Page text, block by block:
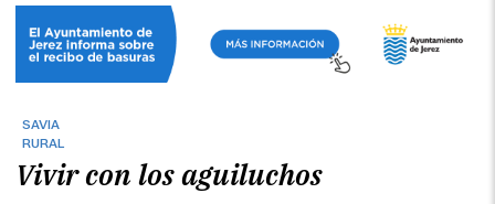
SAVIA
RURAL
Vivir con los aguiluchos